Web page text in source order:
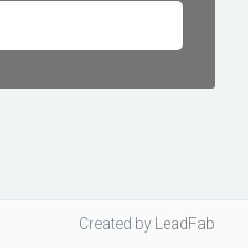
Created by LeadFab